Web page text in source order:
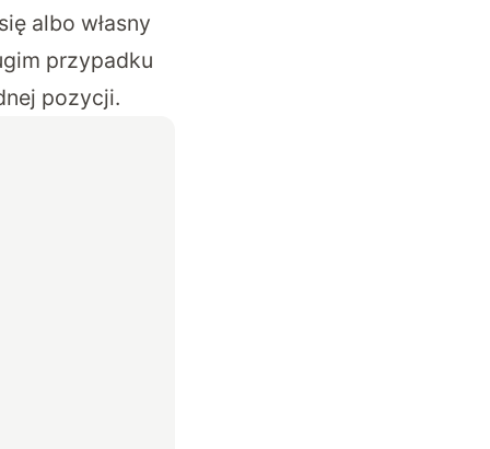
albo własny
przypadku
pozycji.